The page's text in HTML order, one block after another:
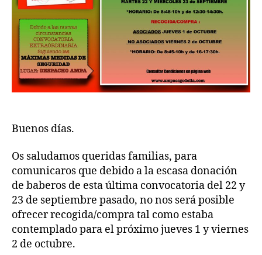
Buenos días.
Os saludamos queridas familias, para
comunicaros que debido a la escasa donación
de baberos de esta última convocatoria del 22 y
23 de septiembre pasado, no nos será posible
ofrecer recogida/compra tal como estaba
contemplado para el próximo jueves 1 y viernes
2 de octubre.